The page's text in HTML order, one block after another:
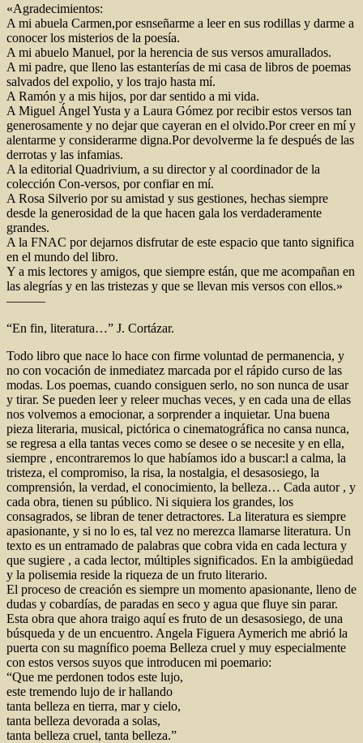
«Agradecimientos:
A mi abuela Carmen,por esnseñarme a leer en sus rodillas y darme a
conocer los misterios de la poesía.
A mi abuelo Manuel, por la herencia de sus versos amurallados.
A mi padre, que lleno las estanterías de mi casa de libros de poemas
salvados del expolio, y los trajo hasta mí.
A Ramón y a mis hijos, por dar sentido a mi vida.
A Miguel Ángel Yusta y a Laura Gómez por recibir estos versos tan
generosamente y no dejar que cayeran en el olvido.Por creer en mí y
alentarme y considerarme digna.Por devolverme la fe después de las
derrotas y las infamias.
A la editorial Quadrivium, a su director y al coordinador de la
colección Con-versos, por confiar en mí.
A Rosa Silverio por su amistad y sus gestiones, hechas siempre
desde la generosidad de la que hacen gala los verdaderamente
grandes.
A la FNAC por dejarnos disfrutar de este espacio que tanto significa
en el mundo del libro.
Y a mis lectores y amigos, que siempre están, que me acompañan en
las alegrías y en las tristezas y que se llevan mis versos con ellos.»
———
“En fin, literatura…” J. Cortázar.
Todo libro que nace lo hace con firme voluntad de permanencia, y
no con vocación de inmediatez marcada por el rápido curso de las
modas. Los poemas, cuando consiguen serlo, no son nunca de usar
y tirar. Se pueden leer y releer muchas veces, y en cada una de ellas
nos volvemos a emocionar, a sorprender a inquietar. Una buena
pieza literaria, musical, pictórica o cinematográfica no cansa nunca,
se regresa a ella tantas veces como se desee o se necesite y en ella,
siempre , encontraremos lo que habíamos ido a buscar:l a calma, la
tristeza, el compromiso, la risa, la nostalgia, el desasosiego, la
comprensión, la verdad, el conocimiento, la belleza… Cada autor , y
cada obra, tienen su público. Ni siquiera los grandes, los
consagrados, se libran de tener detractores. La literatura es siempre
apasionante, y si no lo es, tal vez no merezca llamarse literatura. Un
texto es un entramado de palabras que cobra vida en cada lectura y
que sugiere , a cada lector, múltiples significados. En la ambigüedad
y la polisemia reside la riqueza de un fruto literario.
El proceso de creación es siempre un momento apasionante, lleno de
dudas y cobardías, de paradas en seco y agua que fluye sin parar.
Esta obra que ahora traigo aquí es fruto de un desasosiego, de una
búsqueda y de un encuentro. Angela Figuera Aymerich me abrió la
puerta con su magnífico poema Belleza cruel y muy especialmente
con estos versos suyos que introducen mi poemario:
“Que me perdonen todos este lujo,
este tremendo lujo de ir hallando
tanta belleza en tierra, mar y cielo,
tanta belleza devorada a solas,
tanta belleza cruel, tanta belleza.”